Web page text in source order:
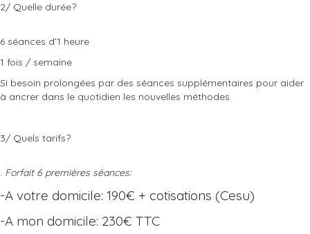
2/ Quelle durée?
6 séances d’1 heure
1 fois / semaine
Si besoin prolongées par des séances supplémentaires pour aider
à ancrer dans le quotidien les nouvelles méthodes
3/ Quels tarifs?
. Forfait 6 premières séances:
-A votre domicile: 190€ + cotisations (Cesu)
-A mon domicile: 230€ TTC